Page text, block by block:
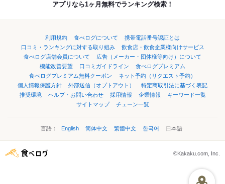
アプリなら1ヶ月無料でランキング検索！
利用規約 食べログについて
携帯電話番号認証とは
口コミ・ランキングに対する取り組み
飲食店・飲食企業様向けサービス
食べログ店舗会員について
広告（メーカー・団体様等向け）について
機能改善要望
口コミガイドライン
食べログプレミアム
食べログプレミアム無料クーポン
ネット予約（リクエスト予約）
個人情報保護方針
外部送信（オプトアウト）
特定商取引法に基づく表記
推奨環境
ヘルプ・お問い合わせ 採用情報 企業情報
キーワード一覧
サイトマップ
チェーン一覧
言語： English 简体中文 繁體中文 한국어 日本語
©Kakaku.com, Inc.